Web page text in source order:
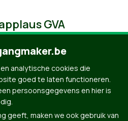
GVA
analytische cookies die
goed te laten functioneren.
persoonsgegevens en hier is
geeft, maken we ook gebruik van